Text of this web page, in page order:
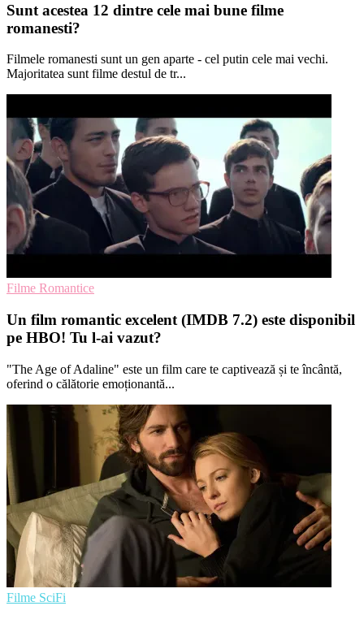
Sunt acestea 12 dintre cele mai bune filme
romanesti?
Filmele romanesti sunt un gen aparte - cel putin cele mai vechi.
Majoritatea sunt filme destul de tr...
Filme Romantice
Un film romantic excelent (IMDB 7.2) este disponibil
pe HBO! Tu l-ai vazut?
"The Age of Adaline" este un film care te captivează și te încântă,
oferind o călătorie emoționantă...
Filme SciFi